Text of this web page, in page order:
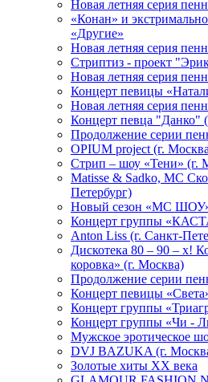
Новая летняя серия
«Конан» и
«Другие»
Новая летняя серия
Стриптиз - проект
Новая летняя серия
Концерт певицы
Новая летняя серия
Концерт певца "Данко"
Продолжение серии
OPIUM project (г.
Стрип – шоу «Тени» (г.
Matissе & Sadko, MC
Петербург)
Новый сезон «МС
Концерт группы
Anton Liss (г. Санкт-
Дискотека 80 – 90 – х!
коровка» (г. Москва)
Продолжение серии
Концерт певицы
Концерт группы
Концерт группы «Чи -
Мужское эротическое
DVJ BAZUKA (г.
Золотые хиты XX века